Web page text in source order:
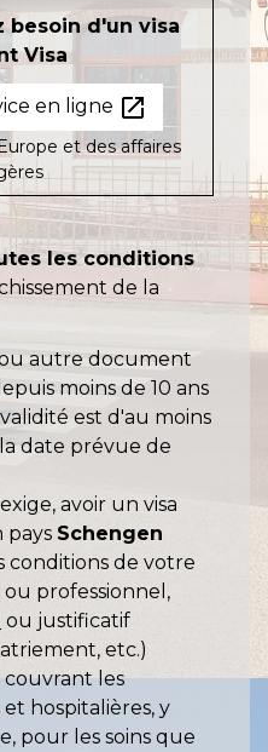
besoin d'un visa
Visa
en ligne open_in_new
et des affaires
les conditions
de la
autre document
moins de 10 ans
est d'au moins
date prévue de
avoir un visa
pays Schengen
conditions de votre
professionnel,
ou justificatif
etc.)
couvrant les
hospitalières, y
pour les soins que